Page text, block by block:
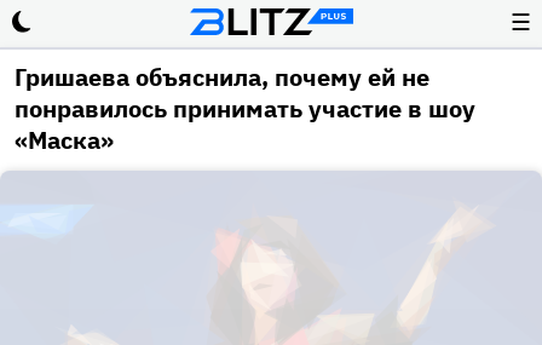
☰
Гришаева объяснила, почему ей не
понравилось принимать участие в шоу
«Маска»